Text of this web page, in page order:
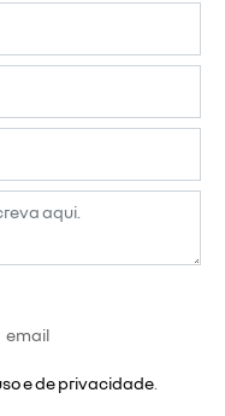
email
e de privacidade